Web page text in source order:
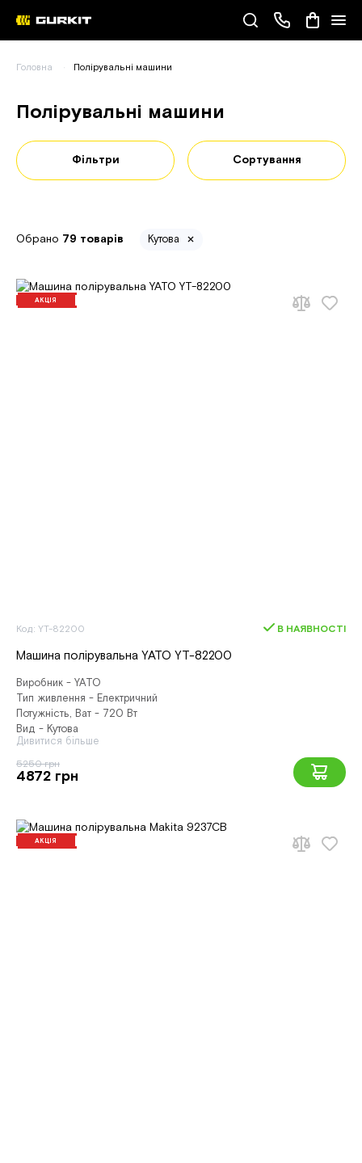
(093) 343-55-55
Головна Полірувальні машини
Полірувальні машини
Фільтри Сортування
Обрано 79 товарів Кутова
АКЦІЯ
Код: YT-82200 В НАЯВНОСТІ
Машина полірувальна YATO YT-82200
Виробник - YATO
Тип живлення - Електричний
Потужність, Ват - 720 Вт
Вид - Кутова
Дивитися більше
5250 грн
4872 грн
АКЦІЯ